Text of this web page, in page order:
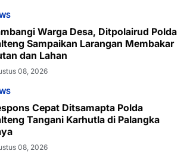
Warga Desa, Ditpolairud Polda
Sampaikan Larangan Membakar
dan Lahan
08, 2026
Cepat Ditsamapta Polda
Tangani Karhutla di Palangka
08, 2026